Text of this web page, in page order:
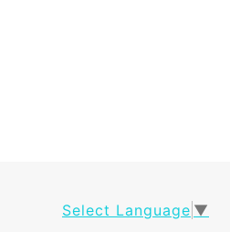
Select Language ▼